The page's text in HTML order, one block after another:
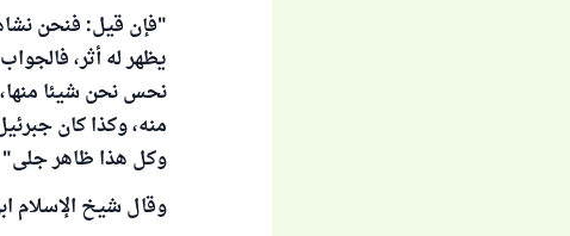
"فإن قيل: فنحن
يظهر له أثر،
نحس نحن شيئا منها،
منه، وكذا كان
وكل هذا ظاهر جلى"
وقال شيخ الإسلام